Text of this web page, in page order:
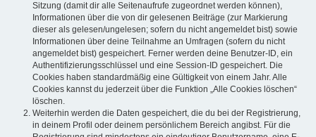
Sitzung (damit dir alle Seitenaufrufe zugeordnet werden können),
Informationen über die von dir gelesenen Beiträge (zur Markierung
dieser als gelesen/ungelesen; sofern du nicht angemeldet bist) sowie
Informationen über deine Teilnahme an Umfragen (sofern du nicht
angemeldet bist) gespeichert. Ferner werden deine Benutzer-ID, ein
Authentifizierungsschlüssel und eine Session-ID gespeichert. Die
Cookies haben standardmäßig eine Gültigkeit von einem Jahr. Alle
Cookies kannst du jederzeit über die Funktion „Alle Cookies löschen“
löschen.
Weiterhin werden die Daten gespeichert, die du bei der Registrierung,
in deinem Profil oder deinem persönlichem Bereich angibst. Für die